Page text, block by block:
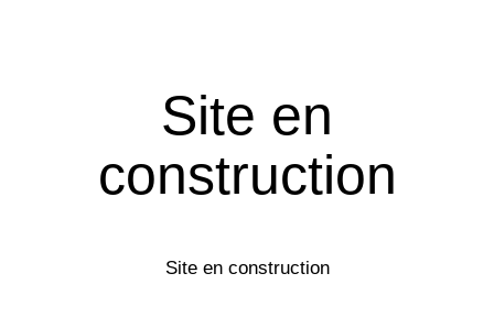
Site en
construction
Site en construction